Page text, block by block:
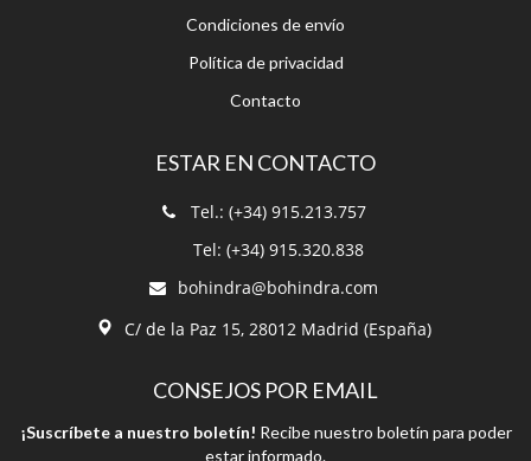
Condiciones de envío
Política de privacidad
Contacto
ESTAR EN CONTACTO
Tel.: (+34) 915.213.757
Tel: (+34) 915.320.838
bohindra@bohindra.com
C/ de la Paz 15, 28012 Madrid (España)
CONSEJOS POR EMAIL
¡Suscríbete a nuestro boletín! Recibe nuestro boletín para poder
estar informado.